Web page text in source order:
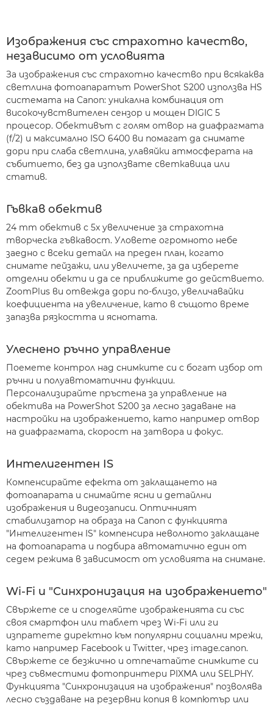
Изображения със страхотно качество,
независимо от условията
За изображения със страхотно качество при всякаква
светлина фотоапаратът PowerShot S200 използва HS
системата на Canon: уникална комбинация от
високочувствителен сензор и мощен DIGIC 5
процесор. Обективът с голям отвор на диафрагмата
(f/2) и максимално ISO 6400 ви помагат да снимате
дори при слаба светлина, улавяйки атмосферата на
събитието, без да използвате светкавица или
статив.
Гъвкав обектив
24 mm обектив с 5х увеличение за страхотна
творческа гъвкавост. Уловете огромното небе
заедно с всеки детайл на преден план, когато
снимате пейзажи, или увеличете, за да изберете
отделни обекти и да се приближите до действието.
ZoomPlus ви отвежда дори по-близо, увеличавайки
коефициента на увеличение, като в същото време
запазва рязкостта и яснотата.
Улеснено ръчно управление
Поемете контрол над снимките си с богат избор от
ръчни и полуавтоматични функции.
Персонализирайте пръстена за управление на
обектива на PowerShot S200 за лесно задаване на
настройки на изображението, като например отвор
на диафрагмата, скорост на затвора и фокус.
Интелигентен IS
Компенсирайте ефекта от заклащането на
фотоапарата и снимайте ясни и детайлни
изображения и видеозаписи. Оптичният
стабилизатор на образа на Canon с функцията
"Интелигентен IS" компенсира неволното заклащане
на фотоапарата и подбира автоматично един от
седем режима в зависимост от условията на снимане.
Wi-Fi и "Синхронизация на изображението"
Свържете се и споделяйте изображенията си със
своя смартфон или таблет чрез Wi-Fi или ги
изпратете директно към популярни социални мрежи,
като например Facebook и Twitter, чрез image.canon.
Свържете се безжично и отпечатайте снимките си
чрез съвместими фотопринтери PIXMA или SELPHY.
Функцията "Синхронизация на изображения" позволява
лесно създаване на резервни копия в компютър или